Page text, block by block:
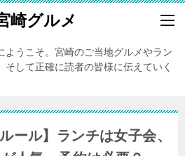
崎グルメ
ようこそ。宮崎のご当地グルメやラン
して正確に読者の皆様に伝えていく
ール】ランチは女子会、